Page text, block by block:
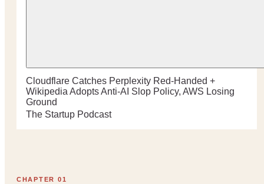
Cloudflare Catches Perplexity Red-Handed +
Wikipedia Adopts Anti-AI Slop Policy, AWS Losing
Ground
The Startup Podcast